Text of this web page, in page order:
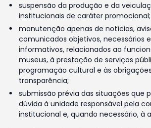
suspensão da produção e da
institucionais de caráter promocional;
manutenção apenas de notícias,
comunicados objetivos, necessários
informativos, relacionados ao
museus, à prestação de serviços
programação cultural e às
transparência;
submissão prévia das situações que
dúvida à unidade responsável pela
institucional e, quando necessário, à